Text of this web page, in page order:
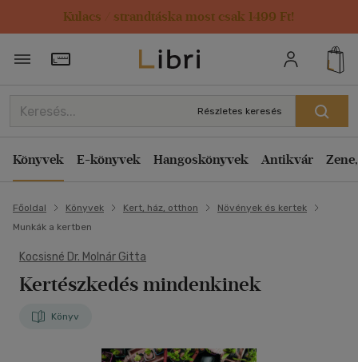
Kulacs / strandtáska most csak 1499 Ft!
Törzsvásárlói Kártya adatai
Részletes keresés
Könyvek E-könyvek Hangoskönyvek Antikvár
Főoldal Könyvek Kert, ház, otthon
Növények és kertek
Munkák a kertben
Kocsisné Dr. Molnár Gitta
Kertészkedés mindenkinek
Könyv